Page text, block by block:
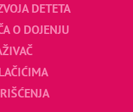
DETETA
O DOJENJU